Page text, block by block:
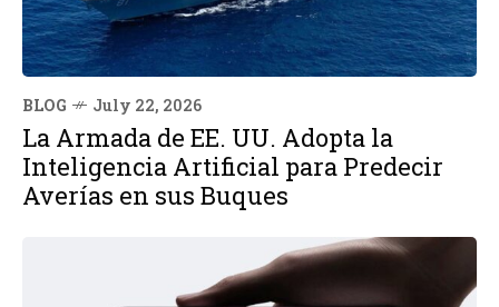
BLOG July 22, 2026
La Armada de EE. UU. Adopta la
Inteligencia Artificial para Predecir
Averías en sus Buques